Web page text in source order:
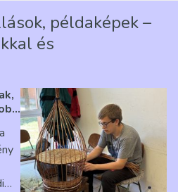
példaképek –
és